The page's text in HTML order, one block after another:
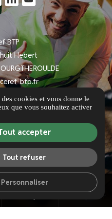
mail
BTP
Hebert
btp.fr
20 43
légales
cookies
cookies et vous donne le
que vous souhaitez activer
accepter
Tout refuser
Personnaliser